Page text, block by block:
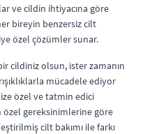
ve cildin ihtiyacına göre
bireyin benzersiz cilt
özel çözümler sunar.
cildiniz olsun, ister zamanın
mücadele ediyor
özel ve tatmin edici
gereksinimlerine göre
cilt bakımı ile farkı